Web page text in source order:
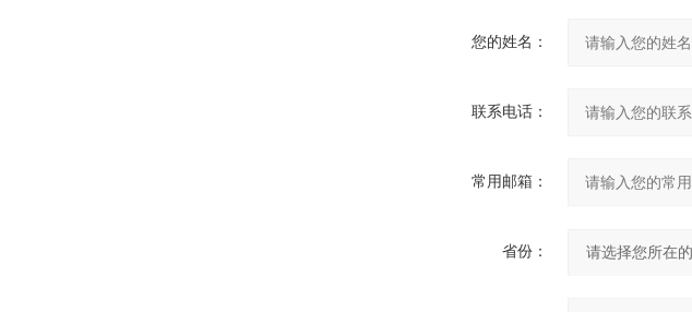
您的姓名：
联系电话：
常用邮箱：
省份：